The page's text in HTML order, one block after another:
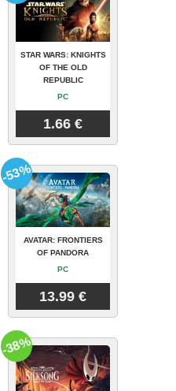
STAR WARS: KNIGHTS
OF THE OLD
REPUBLIC
PC
1.66 €
AVATAR: FRONTIERS
OF PANDORA
PC
13.99 €
-53%
-38%